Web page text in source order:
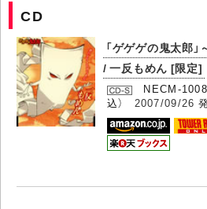
CD
「ゲゲゲの鬼太郎
/ 一反もめん [限定]
NECM-
込） 2007/09/26